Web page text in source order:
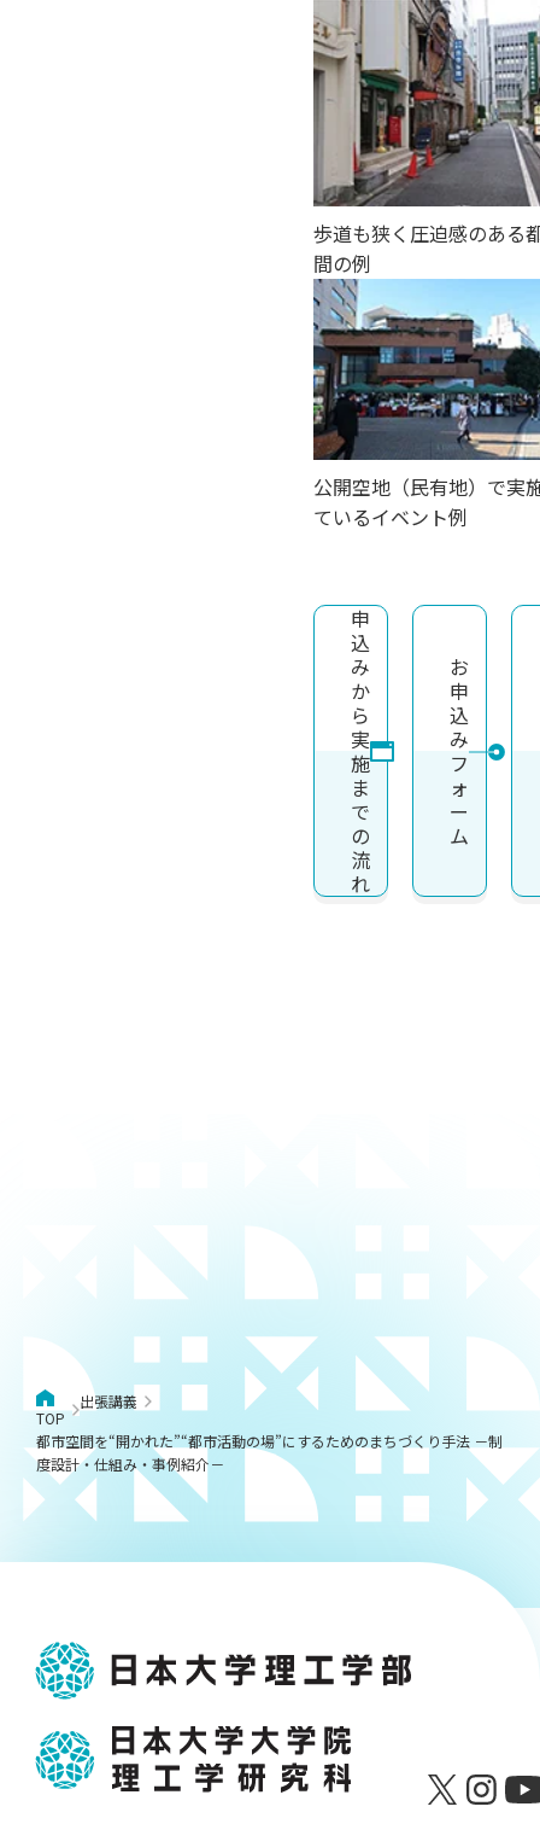
歩道も狭く圧迫感のある
間の例
公開空地（民有地）で実
ているイベント例
申
込
み
か
ら
実
施
ま
で
の
流
れ
お
申
込
み
フ
ォ
ー
ム
TOP
出張講義
都市空間を“開かれた”“都市活動の場”にするためのまちづくり手法 －制
度設計・仕組み・事例紹介－